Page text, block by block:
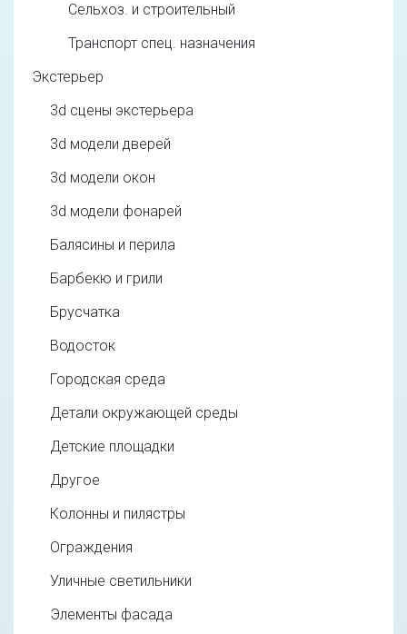
Сельхоз. и строительный
Транспорт спец. назначения
Экстерьер
3d cцены экстерьера
3d модели дверей
3d модели окон
3d модели фонарей
Балясины и перила
Барбекю и грили
Брусчатка
Водосток
Городская среда
Детали окружающей среды
Детские площадки
Другое
Колонны и пилястры
Ограждения
Уличные светильники
Элементы фасада